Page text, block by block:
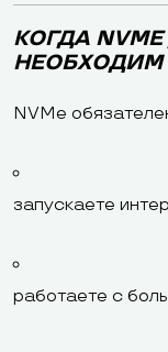
КОГДА
НЕОБХОДИМ
NVMe
запускаете
работаете с